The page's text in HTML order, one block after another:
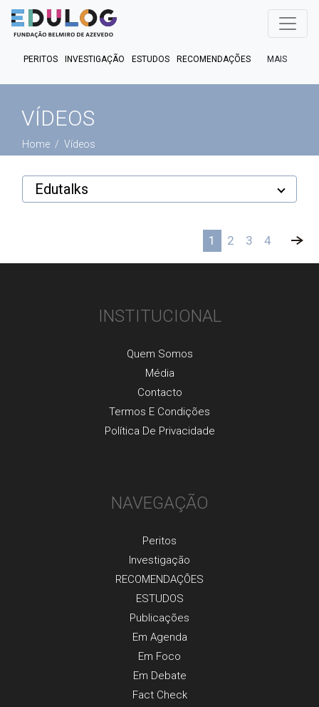
PERITOS INVESTIGAÇÃO ESTUDOS RECOMENDAÇÕES
PUBLICAÇÕES EM FOCO EM DEBATE FACT CHECK
MAIS
VÍDEOS
Home Vídeos
Edutalks
1 2 3 4 »
INSTITUCIONAL
Quem Somos
Média
Contacto
Termos E Condições
Política De Privacidade
NAVEGAÇÃO
Peritos
Investigaçãо
RECOMENDAÇÕES
ESTUDOS
Publicaçõеs
Em Agenda
Em Foco
Em Debate
Fact Check